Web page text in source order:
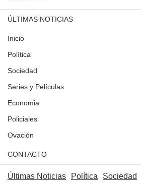
ÚLTIMAS NOTICIAS
Inicio
Política
Sociedad
Series y Películas
Economia
Policiales
Ovación
CONTACTO
Últimas Noticias Política Sociedad